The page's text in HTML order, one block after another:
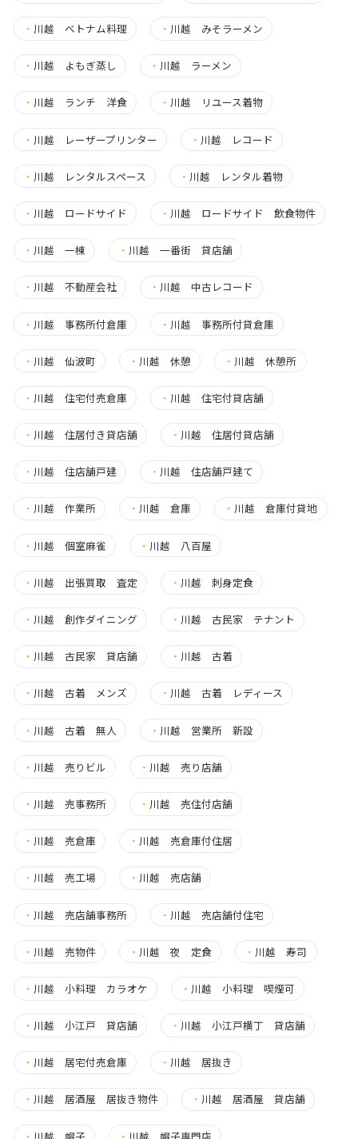
・ 川越 ベトナム料理 ・ 川越 みそラーメン
・ 川越 よもぎ蒸し ・ 川越 ラーメン
・ 川越 ランチ 洋食 ・ 川越 リユース着物
・ 川越 レーザープリンター ・ 川越 レコード
・ 川越 レンタルスペース ・ 川越 レンタル着物
・ 川越 ロードサイド ・ 川越 ロードサイド 飲食物件
・ 川越 一棟 ・ 川越 一番街 貸店舗
・ 川越 不動産会社 ・ 川越 中古レコード
・ 川越 事務所付倉庫 ・ 川越 事務所付貸倉庫
・ 川越 仙波町 ・ 川越 休憩 ・ 川越 休憩所
・ 川越 住宅付売倉庫 ・ 川越 住宅付貸店舗
・ 川越 住居付き貸店舗 ・ 川越 住居付貸店舗
・ 川越 住店舗戸建 ・ 川越 住店舗戸建て
・ 川越 作業所 ・ 川越 倉庫 ・ 川越 倉庫付貸地
・ 川越 個室麻雀 ・ 川越 八百屋
・ 川越 出張買取 査定 ・ 川越 刺身定食
・ 川越 創作ダイニング ・ 川越 古民家 テナント
・ 川越 古民家 貸店舗 ・ 川越 古着
・ 川越 古着 メンズ ・ 川越 古着 レディース
・ 川越 古着 無人 ・ 川越 営業所 新設
・ 川越 売りビル ・ 川越 売り店舗
・ 川越 売事務所 ・ 川越 売住付店舗
・ 川越 売倉庫 ・ 川越 売倉庫付住居
・ 川越 売工場 ・ 川越 売店舗
・ 川越 売店舗事務所 ・ 川越 売店舗付住宅
・ 川越 売物件 ・ 川越 夜 定食 ・ 川越 寿司
・ 川越 小料理 カラオケ ・ 川越 小料理 喫煙可
・ 川越 小江戸 貸店舗 ・ 川越 小江戸横丁 貸店舗
・ 川越 居宅付売倉庫 ・ 川越 居抜き
・ 川越 居酒屋 居抜き物件 ・ 川越 居酒屋 貸店舗
・ 川越 帽子 ・ 川越 帽子専門店